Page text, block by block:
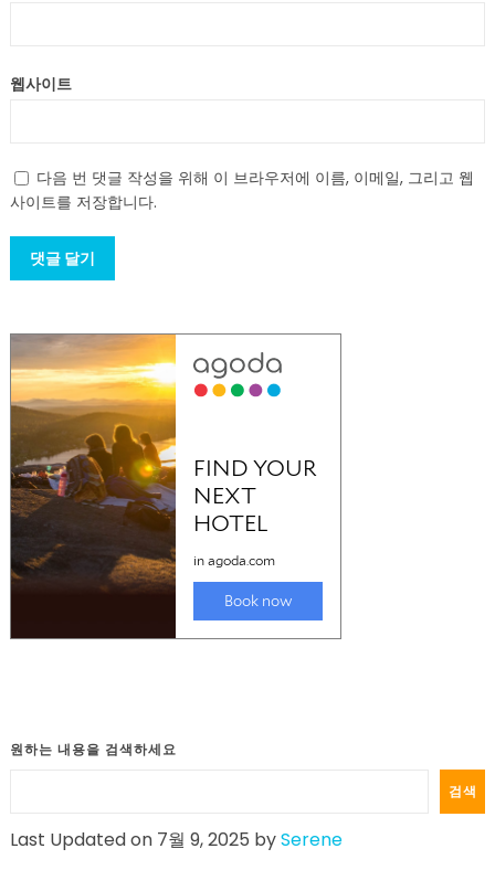
웹사이트
다음 번 댓글 작성을 위해 이 브라우저에 이름, 이메일, 그리고 웹
사이트를 저장합니다.
원하는 내용을 검색하세요
검색
Last Updated on 7월 9, 2025 bySerene